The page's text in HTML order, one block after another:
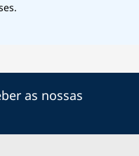
as nossas